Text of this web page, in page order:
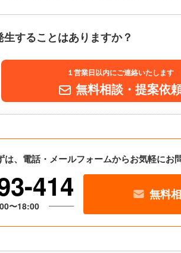
することはありますか？
１営業日以内にご連絡いたします
無料相談・提案依
は、電話・メールフォームからお気軽にお
414
〜18:00
無料